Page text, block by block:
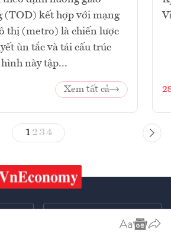
(TOD) kết hợp với mạng
thị (metro) là chiến lược
ùn tắc và tái cấu trúc
này tập...
Xem tất cả
1 23 4